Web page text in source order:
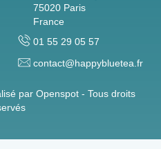
75020 Paris
France
01 55 29 05 57
contact@happybluetea.fr
par Openspot - Tous droits